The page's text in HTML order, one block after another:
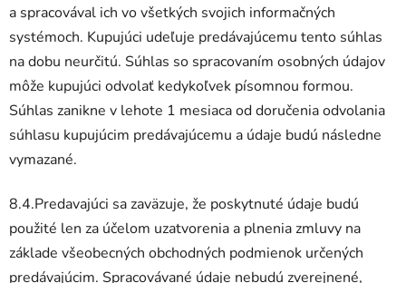
a spracovával ich vo všetkých svojich informačných
systémoch. Kupujúci udeľuje predávajúcemu tento súhlas
na dobu neurčitú. Súhlas so spracovaním osobných údajov
môže kupujúci odvolať kedykoľvek písomnou formou.
Súhlas zanikne v lehote 1 mesiaca od doručenia odvolania
súhlasu kupujúcim predávajúcemu a údaje budú následne
vymazané.
8.4.Predavajúci sa zaväzuje, že poskytnuté údaje budú
použité len za účelom uzatvorenia a plnenia zmluvy na
základe všeobecných obchodných podmienok určených
predávajúcim. Spracovávané údaje nebudú zverejnené,